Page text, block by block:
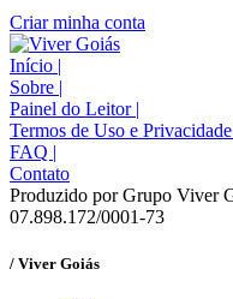
Criar minha conta
Início |
Sobre |
Painel do Leitor |
Termos de Uso e Privacidade
FAQ |
Contato
Produzido por Grupo Viver
07.898.172/0001-73
/ Viver Goiás